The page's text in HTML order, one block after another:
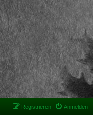
Anmelden
Registrieren